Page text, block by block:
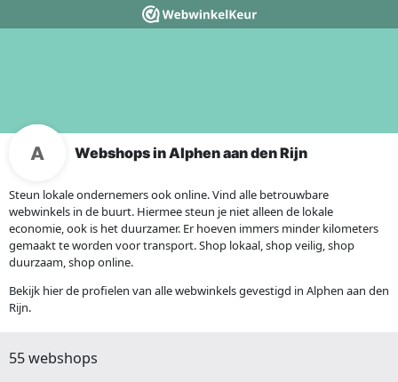
Webshops in Alphen aan den Rijn
Steun lokale ondernemers ook online. Vind alle betrouwbare
webwinkels in de buurt. Hiermee steun je niet alleen de lokale
economie, ook is het duurzamer. Er hoeven immers minder kilometers
gemaakt te worden voor transport. Shop lokaal, shop veilig, shop
duurzaam, shop online.
Bekijk hier de profielen van alle webwinkels gevestigd in Alphen aan den
Rijn.
55 webshops